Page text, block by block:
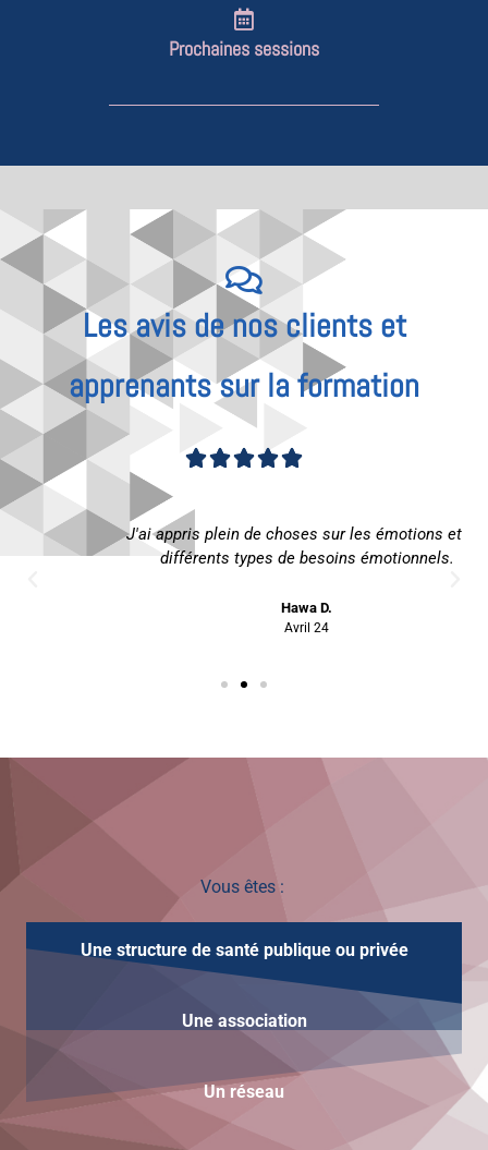
Prochaines sessions
Les avis de nos clients et
apprenants sur la formation
Noté
sur
J'ai appris plein de choses sur les émotions et les
différents types de besoins émotionnels.
Vous êtes :
Une structure de santé publique ou privée
Une association
Un réseau